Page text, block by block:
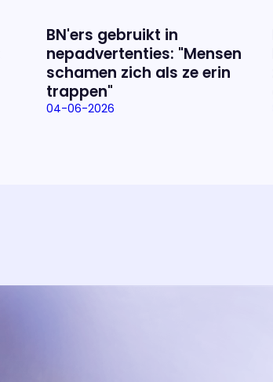
BN'ers gebruikt in
nepadvertenties: "Mensen
schamen zich als ze erin
trappen"
04-06-2026